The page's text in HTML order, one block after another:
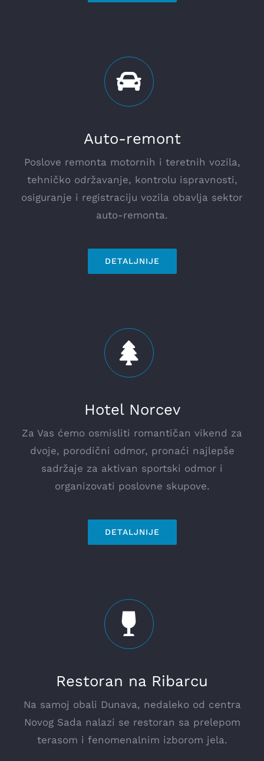
Auto-remont
Poslove remonta motornih i teretnih vozila,
tehničko održavanje, kontrolu ispravnosti,
osiguranje i registraciju vozila obavlja sektor
auto-remonta.
DETALJNIJE
Hotel Norcev
Za Vas ćemo osmisliti romantičan vikend za
dvoje, porodični odmor, pronaći najlepše
sadržaje za aktivan sportski odmor i
organizovati poslovne skupove.
DETALJNIJE
Restoran na Ribarcu
Na samoj obali Dunava, nedaleko od centra
Novog Sada nalazi se restoran sa prelepom
terasom i fenomenalnim izborom jela.